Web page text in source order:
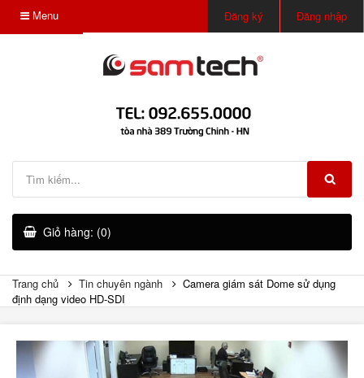
Menu Đăng ký Đăng nhập
Giỏ hàng: (0)
Trang chủ Tin chuyên ngành
Camera giám sát Dome sử dụng
định dạng video HD-SDI